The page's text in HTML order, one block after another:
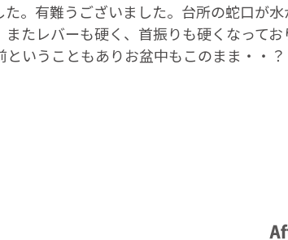
。有難うございました。台所の蛇口が
たレバーも硬く、首振りも硬くなって
いうこともありお盆中もこのまま・・